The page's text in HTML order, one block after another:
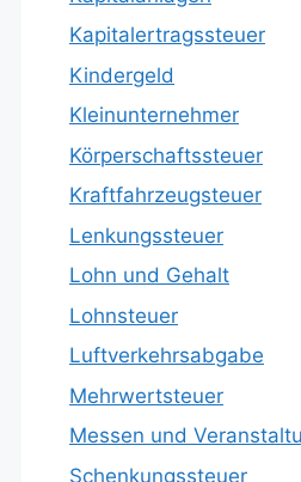
Kapitalertragssteuer
Kindergeld
Kleinunternehmer
Körperschaftssteuer
Kraftfahrzeugsteuer
Lenkungssteuer
Lohn und Gehalt
Lohnsteuer
Luftverkehrsabgabe
Mehrwertsteuer
Messen und
Schenkungssteuer